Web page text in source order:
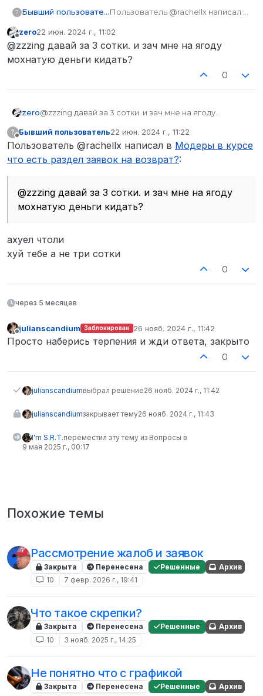
? Бывший пользовательПользователь @rachellx написал в
заявок на возврат?
кому не пофег
бро разбань меня сотку на киви
Не в сети
zero22 июн. 2024 г., 11:02
отредактировано
@zzzing давай за 3 сотки. и зач мне на ягоду
мохнатую деньги кидать?
0
zero@zzzing давай за 3 сотки. и зач мне на ягоду
? Бывший пользователь22 июн. 2024 г., 11:22
отредактировано
Пользователь @rachellx написал в Модеры в курсе
что есть раздел заявок на возврат?:
@zzzing давай за 3 сотки. и зач мне на ягоду
мохнатую деньги кидать?
ахуел чтоли
хуй тебе а не три сотки
0
через 5 месяцев
julianscandium Заблокирован 26 нояб. 2024 г., 11:42
отредактировано
Просто наберись терпения и жди ответа, закрыто
0
julianscandiumвыбрал решение26 нояб. 2024 г., 11:42
julianscandiumзакрывает тему26 нояб. 2024 г., 11:43
I'm S.R.T.переместил эту тему из Вопросы в
9 мая 2025 г., 00:17
Похожие темы
Рассмотрение жалоб и заявок
Закрыта Перенесена Решенные
Архив
10
7 февр. 2026 г., 19:41
Что такое скрепки?
Закрыта Перенесена Решенные
Архив
10
3 нояб. 2025 г., 14:25
Не понятно что с графикой
Закрыта Перенесена Решенные
Архив